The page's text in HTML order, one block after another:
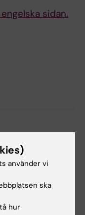
sidan.
cellbiologi (inkl.
använder vi
ska
hur